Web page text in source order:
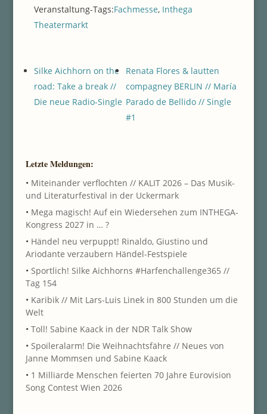
Veranstaltung-Tags:Fachmesse, Inthega
Theatermarkt
Silke Aichhorn on the
road: Take a break //
Die neue Radio-Single
Renata Flores & lautten
compagney BERLIN // María
Parado de Bellido // Single
#1
Letzte Meldungen:
• Miteinander verflochten // KALIT 2026 – Das Musik-
und Literaturfestival in der Uckermark
• Mega magisch! Auf ein Wiedersehen zum INTHEGA-
Kongress 2027 in … ?
• Händel neu verpuppt! Rinaldo, Giustino und
Ariodante verzaubern Händel-Festspiele
• Sportlich! Silke Aichhorns #Harfenchallenge365 //
Tag 154
• Karibik // Mit Lars-Luis Linek in 800 Stunden um die
Welt
• Toll! Sabine Kaack in der NDR Talk Show
• Spoileralarm! Die Weihnachtsfähre // Neues von
Janne Mommsen und Sabine Kaack
• 1 Milliarde Menschen feierten 70 Jahre Eurovision
Song Contest Wien 2026